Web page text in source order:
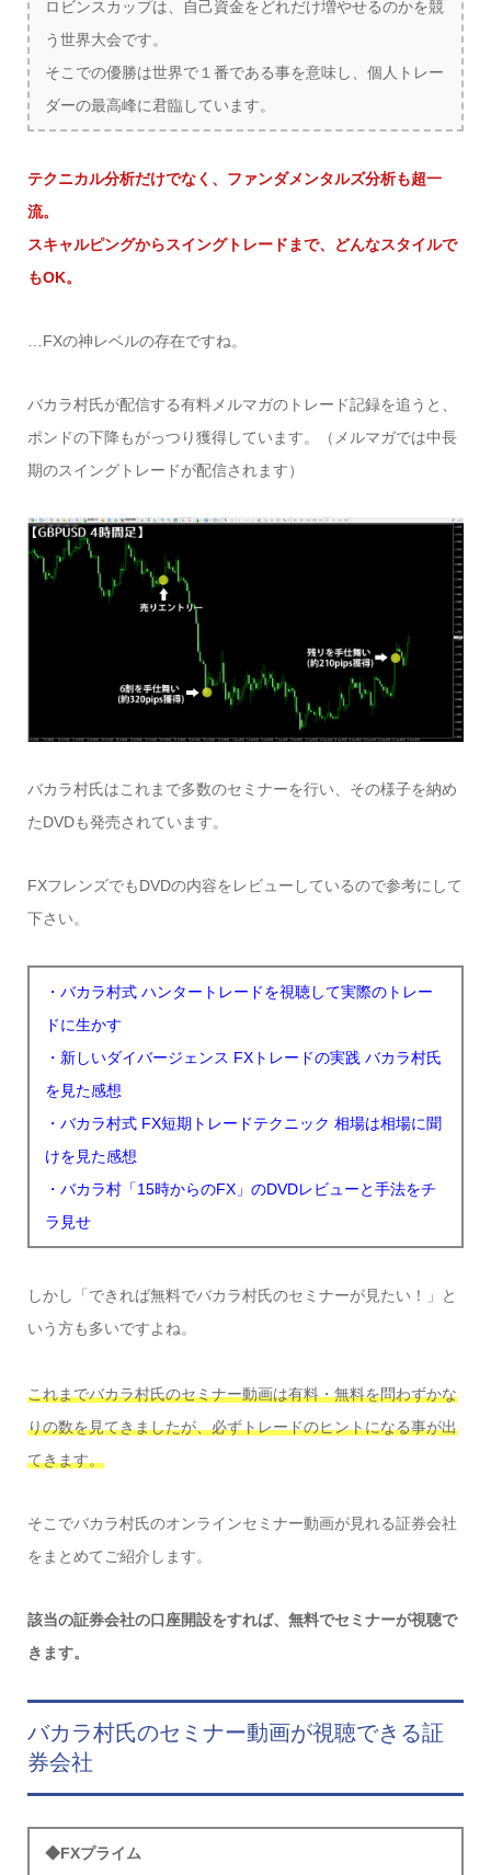
ロビンスカップは、自己資金をどれだけ増やせるのかを競
う世界大会です。
そこでの優勝は世界で１番である事を意味し、個人トレー
ダーの最高峰に君臨しています。
テクニカル分析だけでなく、ファンダメンタルズ分析も超一
流。
スキャルピングからスイングトレードまで、どんなスタイルで
もOK。
…FXの神レベルの存在ですね。
バカラ村氏が配信する有料メルマガのトレード記録を追うと、
ポンドの下降もがっつり獲得しています。（メルマガでは中長
期のスイングトレードが配信されます）
バカラ村氏はこれまで多数のセミナーを行い、その様子を納め
たDVDも発売されています。
FXフレンズでもDVDの内容をレビューしているので参考にして
下さい。
・バカラ村式 ハンタートレードを視聴して実際のトレー
ドに生かす
・新しいダイバージェンス FXトレードの実践 バカラ村氏
を見た感想
・バカラ村式 FX短期トレードテクニック 相場は相場に聞
けを見た感想
・バカラ村「15時からのFX」のDVDレビューと手法をチ
ラ見せ
しかし「できれば無料でバカラ村氏のセミナーが見たい！」と
いう方も多いですよね。
これまでバカラ村氏のセミナー動画は有料・無料を問わずかな
りの数を見てきましたが、必ずトレードのヒントになる事が出
てきます。
そこでバカラ村氏のオンラインセミナー動画が見れる証券会社
をまとめてご紹介します。
該当の証券会社の口座開設をすれば、無料でセミナーが視聴で
きます。
バカラ村氏のセミナー動画が視聴できる証
券会社
◆FXプライム